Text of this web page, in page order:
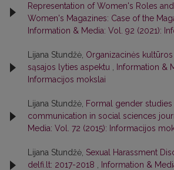
Representation of Women's Roles
Women's Magazines: Case of the
Information & Media: Vol. 92 (2021):
Lijana Stundžė, Organizacinės
sąsajos lyties aspektu
Information &
Informacijos mokslai
Lijana Stundžė, Formal gender
communication in social sciences
Media: Vol. 72 (2015): Informacijos
Lijana Stundžė, Sexual Harassment
delfi.lt: 2017-2018
Information &